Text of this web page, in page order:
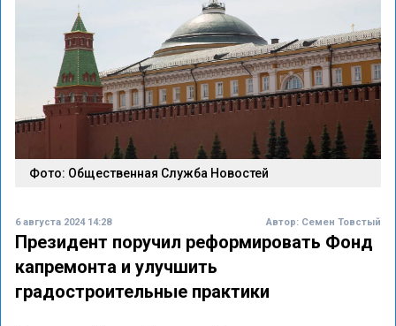
Фото: Общественная Служба Новостей
6 августа 2024 14:28 Автор: Семен Товстый
Президент поручил реформировать Фонд
капремонта и улучшить
градостроительные практики